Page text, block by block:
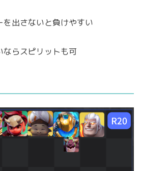
出さないと負けやすい
らスピリットも可